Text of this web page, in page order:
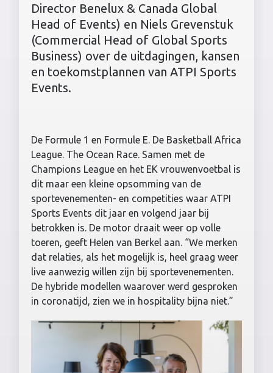
Director Benelux & Canada Global
Head of Events) en Niels Grevenstuk
(Commercial Head of Global Sports
Business) over de uitdagingen, kansen
en toekomstplannen van ATPI Sports
Events.
De Formule 1 en Formule E. De Basketball Africa
League. The Ocean Race. Samen met de
Champions League en het EK vrouwenvoetbal is
dit maar een kleine opsomming van de
sportevenementen- en competities waar ATPI
Sports Events dit jaar en volgend jaar bij
betrokken is. De motor draait weer op volle
toeren, geeft Helen van Berkel aan. “We merken
dat relaties, als het mogelijk is, heel graag weer
live aanwezig willen zijn bij sportevenementen.
De hybride modellen waarover werd gesproken
in coronatijd, zien we in hospitality bijna niet.”